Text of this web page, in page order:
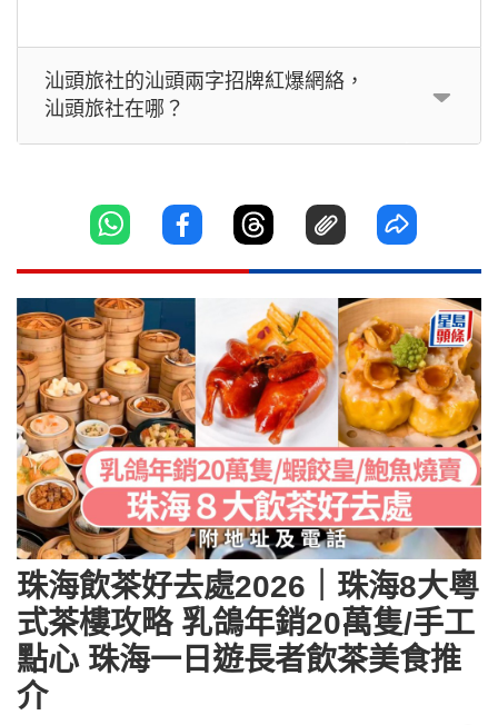
汕頭旅社的汕頭兩字招牌紅爆網絡，
汕頭旅社在哪？
珠海飲茶好去處2026｜珠海8大粵
式茶樓攻略 乳鴿年銷20萬隻/手工
點心 珠海一日遊長者飲茶美食推
介